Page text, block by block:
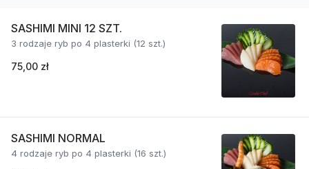
SASHIMI MINI 12 SZT.
3 rodzaje ryb po 4 plasterki (12 szt.)
75,00 zł
SASHIMI NORMAL
4 rodzaje ryb po 4 plasterki (16 szt.)